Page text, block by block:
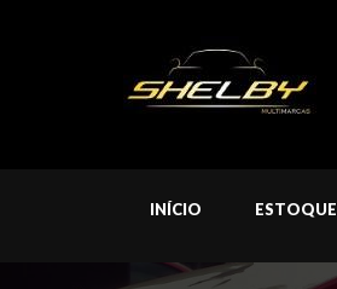
INÍCIO ESTOQUE